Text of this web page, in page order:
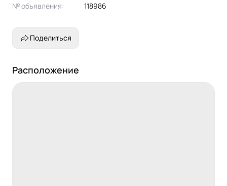
№ объявления:
118986
Поделиться
Расположение